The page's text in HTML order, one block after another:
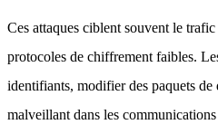
Ces attaques ciblent souvent le
protocoles de chiffrement faibles.
identifiants, modifier des paquets de
malveillant dans les